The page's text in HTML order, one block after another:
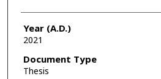
Year (A.D.)
2021
Document Type
Thesis